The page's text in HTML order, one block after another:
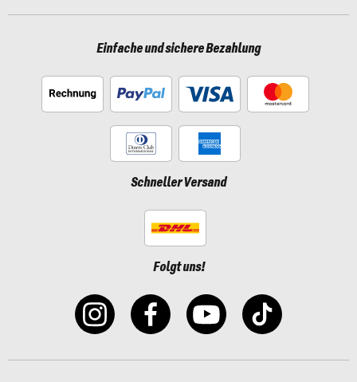
Einfache und sichere Bezahlung
Schneller Versand
Folgt uns!